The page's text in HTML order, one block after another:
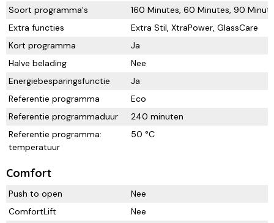
Soort programma's
160 Minutes, 60 Minutes, 90
Extra functies
Extra Stil, XtraPower, GlassCare
Kort programma
Ja
Halve belading
Nee
Energiebesparingsfunctie
Ja
Referentie programma
Eco
Referentie programmaduur
240 minuten
Referentie programma:
temperatuur
50 °C
Comfort
Push to open
Nee
ComfortLift
Nee